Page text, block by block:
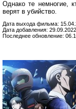
Однако те немногие,
верят в убийство.
Дата выхода фильма:
Дата добавления: 29.09.2022
Последнее обновление: